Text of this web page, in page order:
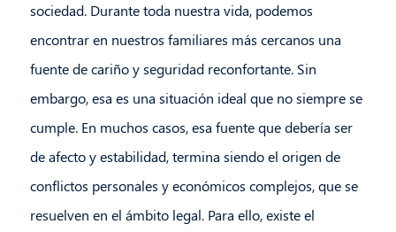
sociedad. Durante toda nuestra vida, podemos
encontrar en nuestros familiares más cercanos una
fuente de cariño y seguridad reconfortante. Sin
embargo, esa es una situación ideal que no siempre se
cumple. En muchos casos, esa fuente que debería ser
de afecto y estabilidad, termina siendo el origen de
conflictos personales y económicos complejos, que se
resuelven en el ámbito legal. Para ello, existe el